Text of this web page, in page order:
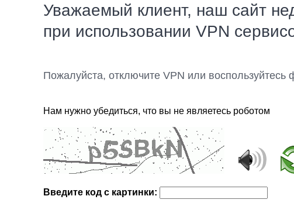
Уважаемый клиент, наш сайт
при использовании VPN
Пожалуйста, отключите VPN или
Нам нужно убедиться, что вы не являетесь роботом
Введите код с картинки: